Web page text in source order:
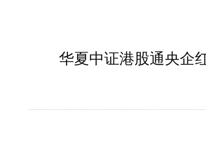
华夏中证港股通央企